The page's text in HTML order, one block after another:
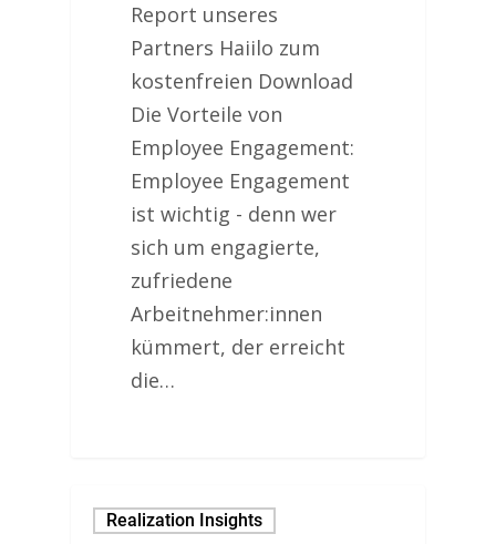
Report unseres
Partners Haiilo zum
kostenfreien Download
Die Vorteile von
Employee Engagement:
Employee Engagement
ist wichtig - denn wer
sich um engagierte,
zufriedene
Arbeitnehmer:innen
kümmert, der erreicht
die…
Realization Insights